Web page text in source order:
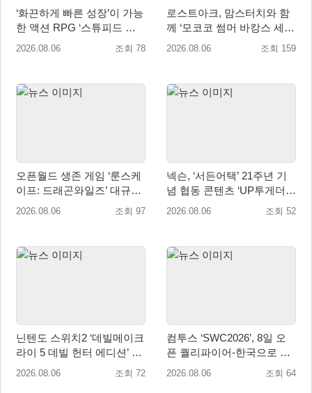
‘화끈하게 빠른 성장’이 가능
한 액션 RPG ‘스튜피드 네
버 다이즈’ 패키지판 예약판
2026.08.06 조회 78
로스트아크, 맘스터치와 함
께 ‘모코코 썸머 바캉스 세
트’ 출시
2026.08.06 조회 159
오픈월드 생존 게임 ‘룬스케
이프: 드래곤와일즈’ 대규모
유저 편의성 개선 및 사이드
2026.08.06 조회 97
넥슨, ‘서든어택’ 21주년 기
념 협동 콘텐츠 ‘UP투게더’
업데이트
2026.08.06 조회 52
닌텐도 스위치2 ‘데빌메이크
라이 5 데빌 헌터 에디션’ 패
키지 제품 8월 7일 예약판매
2026.08.06 조회 72
컴투스 ‘SWC2026’, 8일 오
픈 퀄리파이어-한국으로 시
즌 개막!
2026.08.06 조회 64